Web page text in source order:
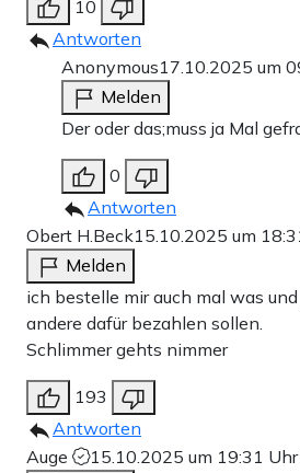
10
Antworten
Anonymous17.10.2025 um
Melden
Der oder das;muss ja Mal
0
Antworten
Obert H.Beck15.10.2025 um
Melden
ich bestelle mir auch mal was
andere dafür bezahlen sollen.
Schlimmer gehts nimmer
193
Antworten
Auge
15.10.2025 um 19:31 Uhr